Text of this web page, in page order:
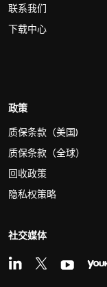
联系我们
下载中心
政策
质保条款（美国)
质保条款（全球）
回收政策
隐私权策略
社交媒体